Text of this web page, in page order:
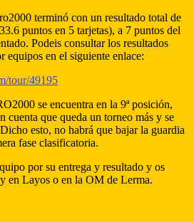
terminó con un resultado total de
puntos en 5 tarjetas), a 7 puntos del
Podeis consultar los resultados
equipos en el siguiente enlace:
tour/49195
se encuentra en la 9ª posición,
cuenta que queda un torneo más y se
esto, no habrá que bajar la guardia
fase clasificatoria.
por su entrega y resultado y os
en Layos o en la OM de Lerma.